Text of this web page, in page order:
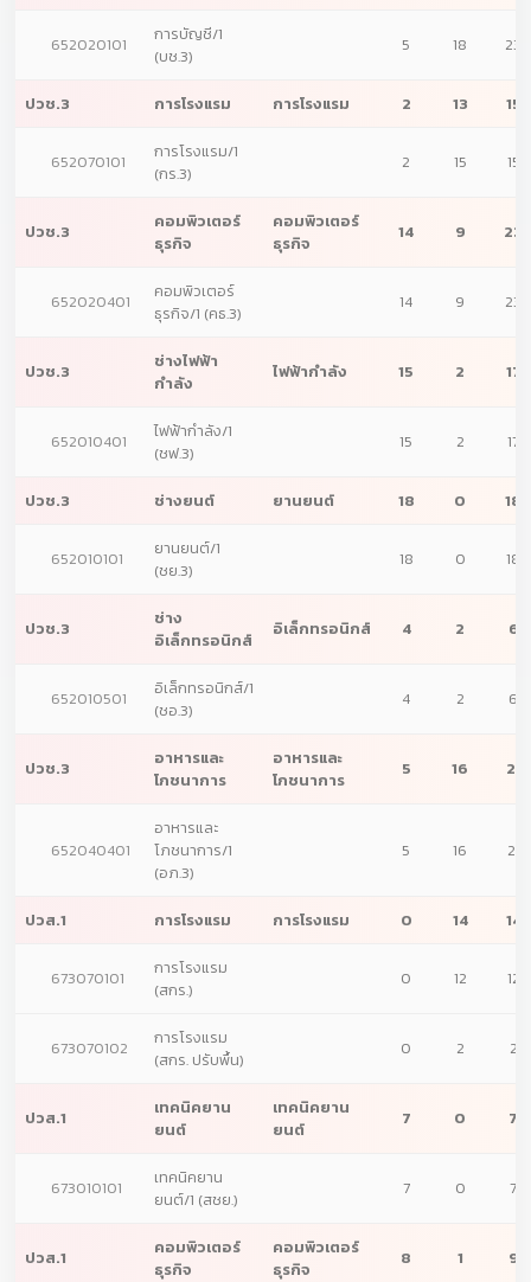
652020101
การบัญชี/1
(บช.3)
5 18 23
ปวช.3 การโรงแรม การโรงแรม 2 13 15
652070101
การโรงแรม/1
(กร.3)
2 15 15
ปวช.3
คอมพิวเตอร์
ธุรกิจ
คอมพิวเตอร์
ธุรกิจ
14 9 23
652020401
คอมพิวเตอร์
ธุรกิจ/1 (คธ.3)
14 9 23
ปวช.3
ช่างไฟฟ้า
กำลัง
ไฟฟ้ากำลัง 15 2 17
652010401
ไฟฟ้ากำลัง/1
(ชฟ.3)
15 2 17
ปวช.3 ช่างยนต์ ยานยนต์ 18 0 18
652010101
ยานยนต์/1
(ชย.3)
18 0 18
ปวช.3
ช่าง
อิเล็กทรอนิกส์
อิเล็กทรอนิกส์ 4 2 6
652010501
อิเล็กทรอนิกส์/1
(ชอ.3)
4 2 6
ปวช.3
อาหารและ
โภชนาการ
อาหารและ
โภชนาการ
5 16 21
652040401
อาหารและ
โภชนาการ/1
(อภ.3)
5 16 21
ปวส.1 การโรงแรม การโรงแรม 0 14 14
673070101
การโรงแรม
(สกร.)
0 12 12
673070102
การโรงแรม
(สกร. ปรับพื้น)
0 2 2
ปวส.1
เทคนิคยาน
ยนต์
เทคนิคยาน
ยนต์
7 0 7
673010101
เทคนิคยาน
ยนต์/1 (สชย.)
7 0 7
ปวส.1
คอมพิวเตอร์
ธุรกิจ
คอมพิวเตอร์
ธุรกิจ
8 1 9